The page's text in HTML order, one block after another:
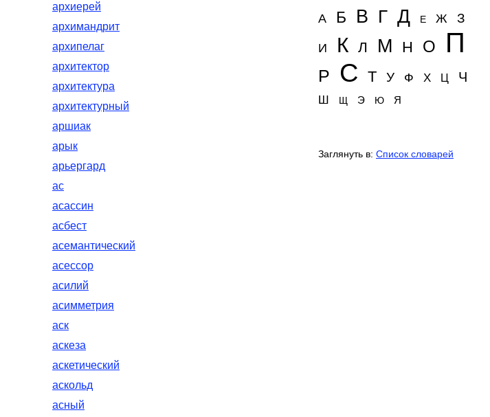
архиерей
архимандрит
архипелаг
архитектор
архитектура
архитектурный
аршиак
арык
арьергард
ас
асассин
асбест
асемантический
асессор
асилий
асимметрия
аск
аскеза
аскетический
аскольд
асный
А
Б В Г Д Е Ж З
И К Л М Н О П
Р С Т У Ф Х Ц Ч
Ш Щ Э Ю Я
Заглянуть в: Список словарей